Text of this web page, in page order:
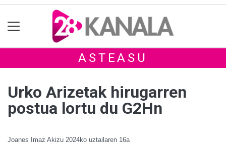
ASTEASU
Urko Arizetak hirugarren
postua lortu du G2Hn
Joanes Imaz Akizu 2024ko uztailaren 16a